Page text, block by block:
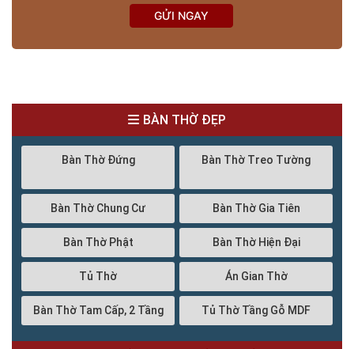
GỬI NGAY
BÀN THỜ ĐẸP
Bàn Thờ Đứng Bàn Thờ Treo Tường
Bàn Thờ Chung Cư Bàn Thờ Gia Tiên
Bàn Thờ Phật Bàn Thờ Hiện Đại
Tủ Thờ Án Gian Thờ
Bàn Thờ Tam Cấp, 2 Tầng Tủ Thờ Tầng Gỗ MDF